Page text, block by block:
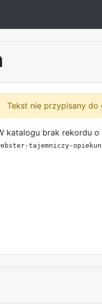
Tekst nie przypisany
katalogu brak rekordu o
tajemniczy-opiekun